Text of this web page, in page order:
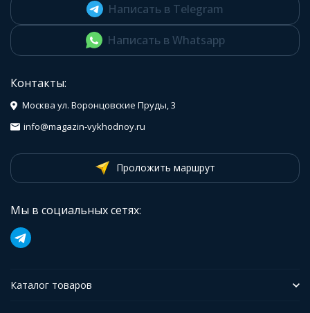
Написать в Telegram
Написать в Whatsapp
Контакты:
Москва ул. Воронцовские Пруды, 3
info@magazin-vykhodnoy.ru
Проложить маршрут
Мы в социальных сетях:
Каталог товаров